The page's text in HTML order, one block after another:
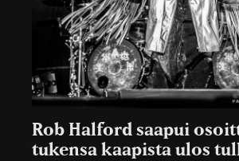
Rob Halford saapui
tukensa kaapista ulos